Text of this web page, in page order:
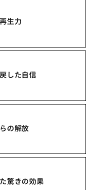
生力
した自信
の解放
驚きの効果